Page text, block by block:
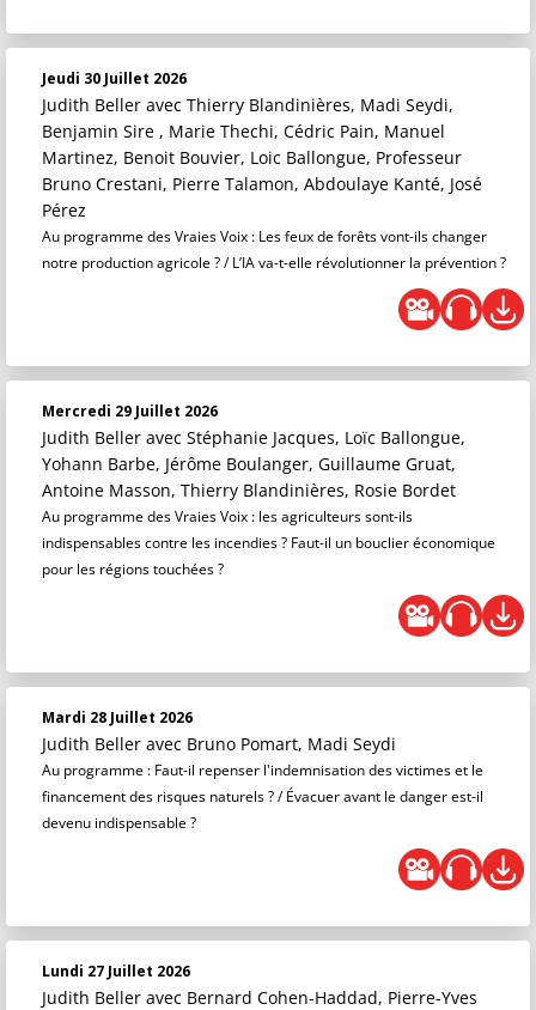
Jeudi 30 Juillet 2026
Judith Beller avec Thierry Blandinières, Madi Seydi,
Benjamin Sire , Marie Thechi, Cédric Pain, Manuel
Martinez, Benoit Bouvier, Loic Ballongue, Professeur
Bruno Crestani, Pierre Talamon, Abdoulaye Kanté, José
Pérez
Au programme des Vraies Voix : Les feux de forêts vont-ils changer
notre production agricole ? / L’IA va-t-elle révolutionner la prévention ?
Mercredi 29 Juillet 2026
Judith Beller avec Stéphanie Jacques, Loïc Ballongue,
Yohann Barbe, Jérôme Boulanger, Guillaume Gruat,
Antoine Masson, Thierry Blandinières, Rosie Bordet
Au programme des Vraies Voix : les agriculteurs sont-ils
indispensables contre les incendies ? Faut-il un bouclier économique
pour les régions touchées ?
Mardi 28 Juillet 2026
Judith Beller avec Bruno Pomart, Madi Seydi
Au programme : Faut-il repenser l'indemnisation des victimes et le
financement des risques naturels ? / Évacuer avant le danger est-il
devenu indispensable ?
Lundi 27 Juillet 2026
Judith Beller avec Bernard Cohen-Haddad, Pierre-Yves